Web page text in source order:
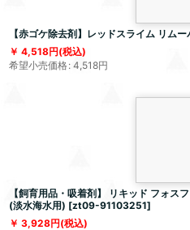
【赤ゴケ除去剤】レッドスライム リムー
4,518円(税込)
希望小売価格: 4,518円
【飼育用品・吸着剤】 リキッド フォス
(淡水海水用) [zt09-91103251]
3,928円(税込)